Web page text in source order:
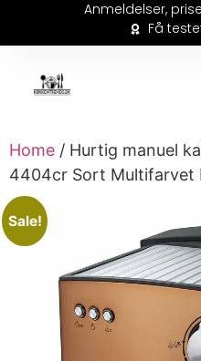
Anmeldelser,
Få
Home / Hurtig manuel
4404cr Sort Multifarvet
Sale!